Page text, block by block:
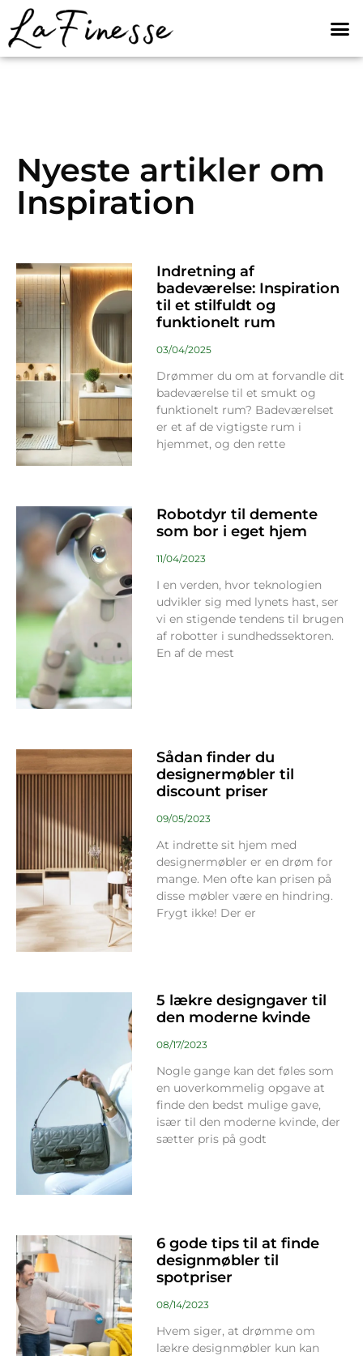
Nyeste artikler om
Inspiration
Indretning af
badeværelse: Inspiration
til et stilfuldt og
funktionelt rum
03/04/2025
Drømmer du om at forvandle dit
badeværelse til et smukt og
funktionelt rum? Badeværelset
er et af de vigtigste rum i
hjemmet, og den rette
Robotdyr til demente
som bor i eget hjem
11/04/2023
I en verden, hvor teknologien
udvikler sig med lynets hast, ser
vi en stigende tendens til brugen
af robotter i sundhedssektoren.
En af de mest
Sådan finder du
designermøbler til
discount priser
09/05/2023
At indrette sit hjem med
designermøbler er en drøm for
mange. Men ofte kan prisen på
disse møbler være en hindring.
Frygt ikke! Der er
5 lækre designgaver til
den moderne kvinde
08/17/2023
Nogle gange kan det føles som
en uoverkommelig opgave at
finde den bedst mulige gave,
især til den moderne kvinde, der
sætter pris på godt
6 gode tips til at finde
designmøbler til
spotpriser
08/14/2023
Hvem siger, at drømme om
lækre designmøbler kun kan